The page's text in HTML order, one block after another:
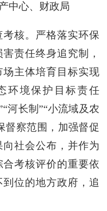
中心、财政局
核。严格落实环保
责任终身追究制，
主体培育目标实现
环境保护目标责任
河长制”“小流域及农
督察范围，加强督促
社会公布，并作为
考核评价的重要依
位的地方政府，追